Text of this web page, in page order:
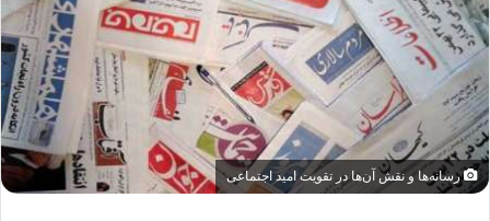
رسانه‌ها و نقش آن‌ها در تقویت امید اجتماعی